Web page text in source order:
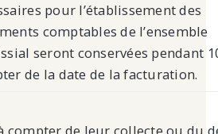
pour l’établissement des
comptables de l’ensemble
seront conservées pendant
de la date de la facturation.